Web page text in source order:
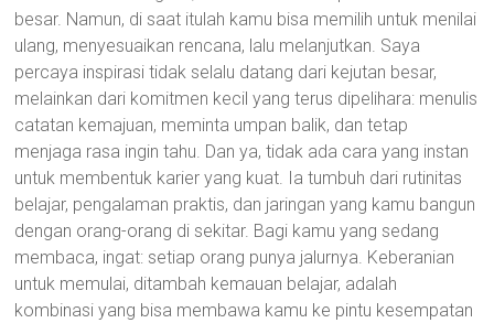
besar. Namun, di saat itulah kamu bisa memilih untuk menilai
ulang, menyesuaikan rencana, lalu melanjutkan. Saya
percaya inspirasi tidak selalu datang dari kejutan besar,
melainkan dari komitmen kecil yang terus dipelihara: menulis
catatan kemajuan, meminta umpan balik, dan tetap
menjaga rasa ingin tahu. Dan ya, tidak ada cara yang instan
untuk membentuk karier yang kuat. Ia tumbuh dari rutinitas
belajar, pengalaman praktis, dan jaringan yang kamu bangun
dengan orang-orang di sekitar. Bagi kamu yang sedang
membaca, ingat: setiap orang punya jalurnya. Keberanian
untuk memulai, ditambah kemauan belajar, adalah
kombinasi yang bisa membawa kamu ke pintu kesempatan